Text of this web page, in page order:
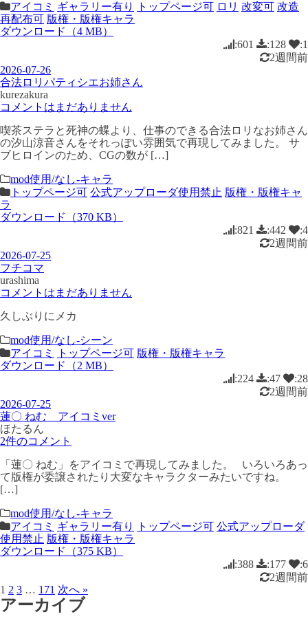
アイコミ ギャラリー有り トップページ可 ロリ 改変可 改造
再配布可 版権・版権キャラ
ダウンロード（4 MB）
:601
:128
:1
2週間前
2026-07-26
合法ロリパティシエお姉さん
kurezakura
コメントはまだありません
喫茶ステラと死神の蝶より、仕事のできる合法ロリなお姉さん
の汐山涼音さんをそれっぽい雰囲気で再現してみました。 サ
ブヒロインのため、CGの数が […]
mod使用/なし-キャラ
トップページ可 公式アップローダ使用禁止 版権・版権キャ
ラ
ダウンロード（370 KB）
:821
:442
:4
2週間前
2026-07-25
フチコマ
urashima
コメントはまだありません
久しぶりにメカ
mod使用/なし-シーン
アイコミ
トップページ可 版権・版権キャラ
ダウンロード（2 MB）
:224
:47
:28
2週間前
2026-07-25
蓮〇 ねむ アイコミver
ほたるん
2件のコメント
「蓮〇 ねむ」をアイコミで再現してみました。 いろいろあっ
て版権が委譲されたり大変なキャラクターみたいですね。
[…]
mod使用/なし-キャラ
アイコミ ギャラリー有り トップページ可 公式アップローダ
使用禁止 版権・版権キャラ
ダウンロード（375 KB）
:388
:177
:6
2週間前
1 2 3 … 171 次へ »
アーカイブ